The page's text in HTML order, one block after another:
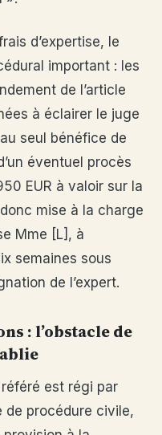
d’expertise, le
important : les
de l’article
à éclairer le juge
seul bénéfice de
éventuel procès
EUR à valoir sur la
mise à la charge
Mme [L], à
semaines sous
de l’expert.
: l’obstacle de
est régi par
de procédure civile,